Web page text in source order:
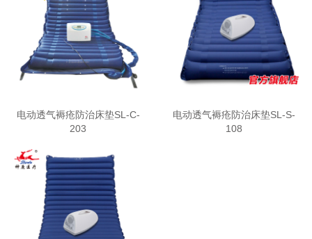
电动透气褥疮防治床垫SL-C-
203
电动透气褥疮防治床垫SL-S-
108